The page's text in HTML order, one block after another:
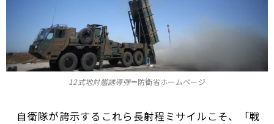
12式地対艦誘導弾＝防衛省ホームページ
自衛隊が誇示するこれら長射程ミサイルこそ、「戦